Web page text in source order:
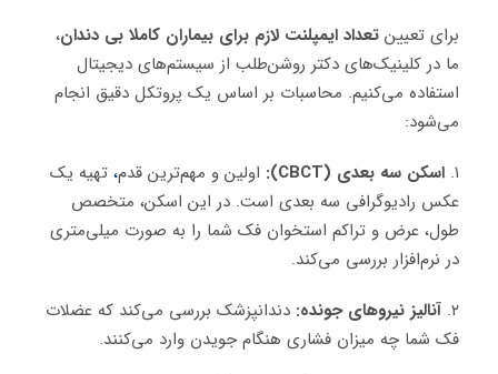
برای تعیین تعداد ایمپلنت لازم برای بیماران کاملا بی دندان،
ما در کلینیک‌های دکتر روشن‌طلب از سیستم‌های دیجیتال
استفاده می‌کنیم. محاسبات بر اساس یک پروتکل دقیق انجام
می‌شود:
۱. اسکن سه بعدی (CBCT): اولین و مهم‌ترین قدم، تهیه یک
عکس رادیوگرافی سه بعدی است. در این اسکن، متخصص
طول، عرض و تراکم استخوان فک شما را به صورت میلی‌متری
در نرم‌افزار بررسی می‌کند.
۲. آنالیز نیروهای جونده: دندانپزشک بررسی می‌کند که عضلات
فک شما چه میزان فشاری هنگام جویدن وارد می‌کنند.